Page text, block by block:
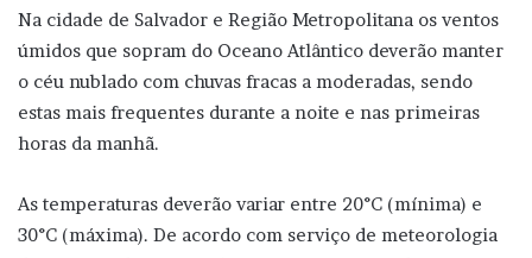
Na cidade de Salvador e Região Metropolitana os ventos
úmidos que sopram do Oceano Atlântico deverão manter
o céu nublado com chuvas fracas a moderadas, sendo
estas mais frequentes durante a noite e nas primeiras
horas da manhã.
As temperaturas deverão variar entre 20°C (mínima) e
30°C (máxima). De acordo com serviço de meteorologia